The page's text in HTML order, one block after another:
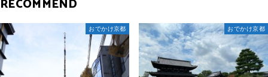
RECOMMEND
おでかけ京都 おでかけ京都